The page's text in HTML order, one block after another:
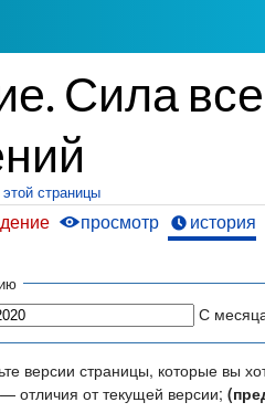
Сила
страницы
просмотр история
С
версии страницы, которые вы
— отличия от текущей версии;